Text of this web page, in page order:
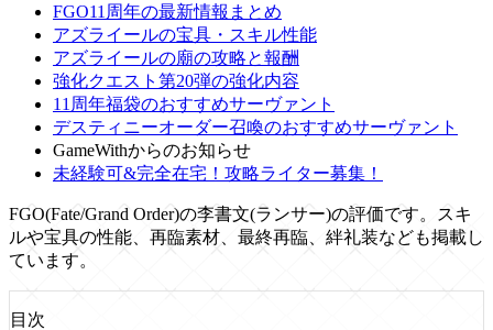
FGO11周年の最新情報まとめ
アズライールの宝具・スキル性能
アズライールの廟の攻略と報酬
強化クエスト第20弾の強化内容
11周年福袋のおすすめサーヴァント
デスティニーオーダー召喚のおすすめサーヴァント
GameWithからのお知らせ
未経験可&完全在宅！攻略ライター募集！
FGO(Fate/Grand Order)の李書文(ランサー)の評価です。スキ
ルや宝具の性能、再臨素材、最終再臨、絆礼装なども掲載し
ています。
目次